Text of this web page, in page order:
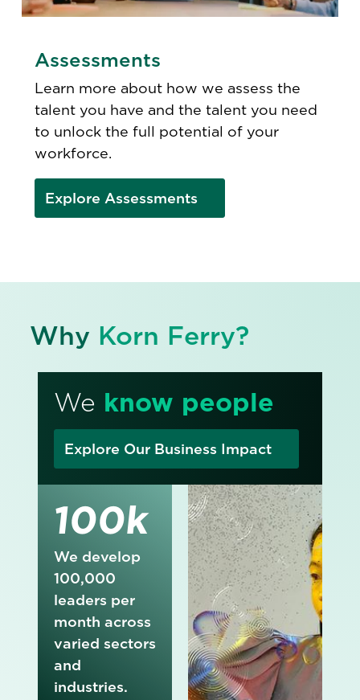
Assessments
Learn more about how we assess the
talent you have and the talent you need
to unlock the full potential of your
workforce.
Explore Assessments
Why Korn Ferry?
We know people
Explore Our Business Impact
100k
We develop
100,000
leaders per
month across
varied sectors
and
industries.